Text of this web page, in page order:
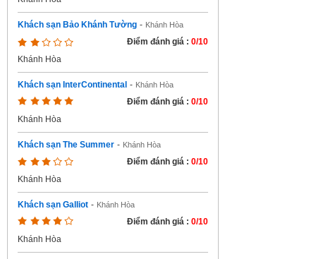
Khách sạn Bảo Khánh Tường - Khánh Hòa
Điểm đánh giá : 0/10
Khánh Hòa
Khách sạn InterContinental - Khánh Hòa
Điểm đánh giá : 0/10
Khánh Hòa
Khách sạn The Summer - Khánh Hòa
Điểm đánh giá : 0/10
Khánh Hòa
Khách sạn Galliot - Khánh Hòa
Điểm đánh giá : 0/10
Khánh Hòa